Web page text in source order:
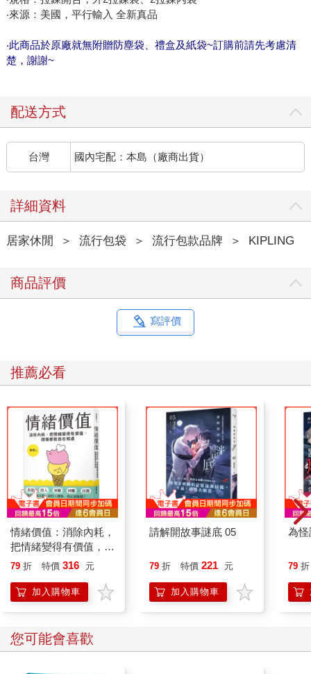
‧來源：美國，平行輸入 全新真品
‧此商品於原廠就無附贈防塵袋、禮盒及紙袋~訂購前請先考慮清
楚，謝謝~
配送方式
台灣 國內宅配：本島（廠商出貨）
詳細資料
居家休閒 ＞ 流行包袋 ＞ 流行包款品牌 ＞ KIPLING
商品評價
寫評價
推薦必看
情緒價值：消除內耗，
把情緒變得有價值，跟
誰都能自在相處
79 折 特價 316 元
加入購物車
請解開故事謎底 05
79 折 特價 221 元
加入購物車
為怪
79 折
您可能會喜歡